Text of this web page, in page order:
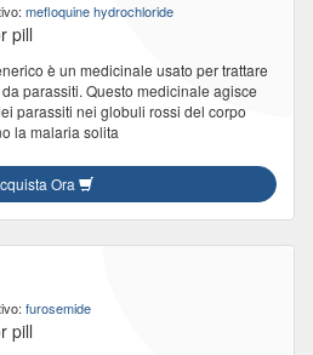
mefloquine hydrochloride
pill
è un medicinale usato per trattare
parassiti. Questo medicinale agisce
parassiti nei globuli rossi del corpo
la malaria solita
Ora
furosemide
pill